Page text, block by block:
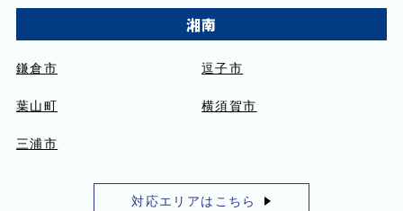
湘南
鎌倉市 逗子市
葉山町 横須賀市
三浦市
対応エリアはこちら